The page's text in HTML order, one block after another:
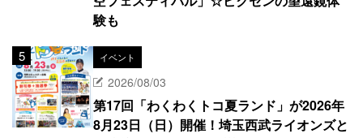
験も
イベント
2026/08/03
第17回「わくわくトコ夏ランド」が2026年
8月23日（日）開催！埼玉西武ライオンズと